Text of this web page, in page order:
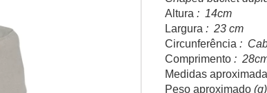
Altura : 14cm
Largura : 23 cm
Circunferência :
Comprimento :
Medidas
Peso aproximado